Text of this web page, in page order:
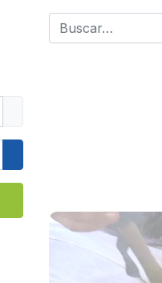
Buscar
Mostrar contraseña